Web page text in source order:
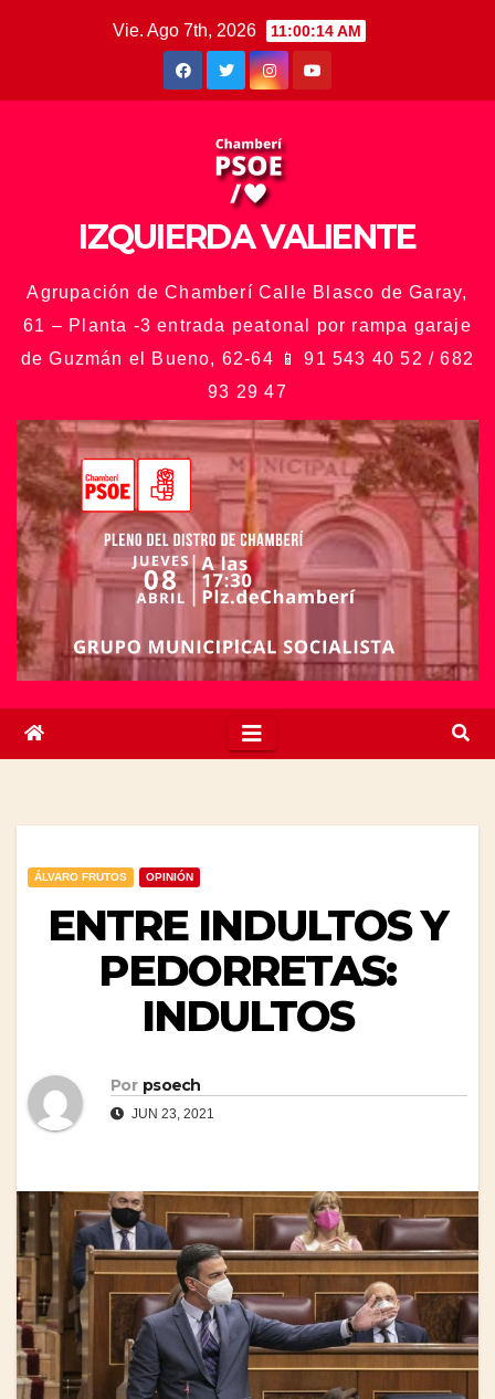
Vie. Ago 7th, 2026 11:00:16 AM
IZQUIERDA VALIENTE
Agrupación de Chamberí Calle Blasco de Garay,
61 – Planta -3 entrada peatonal por rampa garaje
de Guzmán el Bueno, 62-64 📱 91 543 40 52 / 682
93 29 47
ÁLVARO FRUTOS OPINIÓN
ENTRE INDULTOS Y
PEDORRETAS:
INDULTOS
Por psoech
JUN 23, 2021